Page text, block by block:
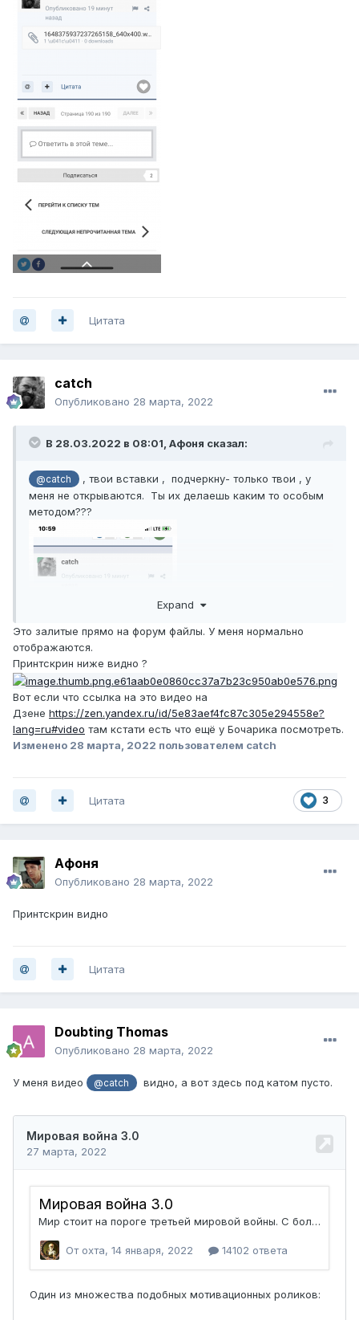
Цитата
catch
Опубликовано 28 марта, 2022
В 28.03.2022 в 08:01, Афоня сказал:
@catch
, твои вставки , подчеркну- только твои , у
меня не открываются. Ты их делаешь каким то особым
методом???
Expand
Это залитые прямо на форум файлы. У меня нормально
отображаются.
Принтскрин ниже видно ?
Вот если что ссылка на это видео на
Дзене https://zen.yandex.ru/id/5e83aef4fc87c305e294558e?
lang=ru#video там кстати есть что ещё у Бочарика посмотреть.
Изменено 28 марта, 2022 пользователем catch
3
Цитата
Афоня
Опубликовано 28 марта, 2022
Принтскрин видно
Цитата
Doubting Thomas
Опубликовано 28 марта, 2022
У меня видео @catch видно, а вот здесь под катом пусто.